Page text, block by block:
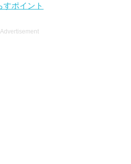
ポイント
Advertisement